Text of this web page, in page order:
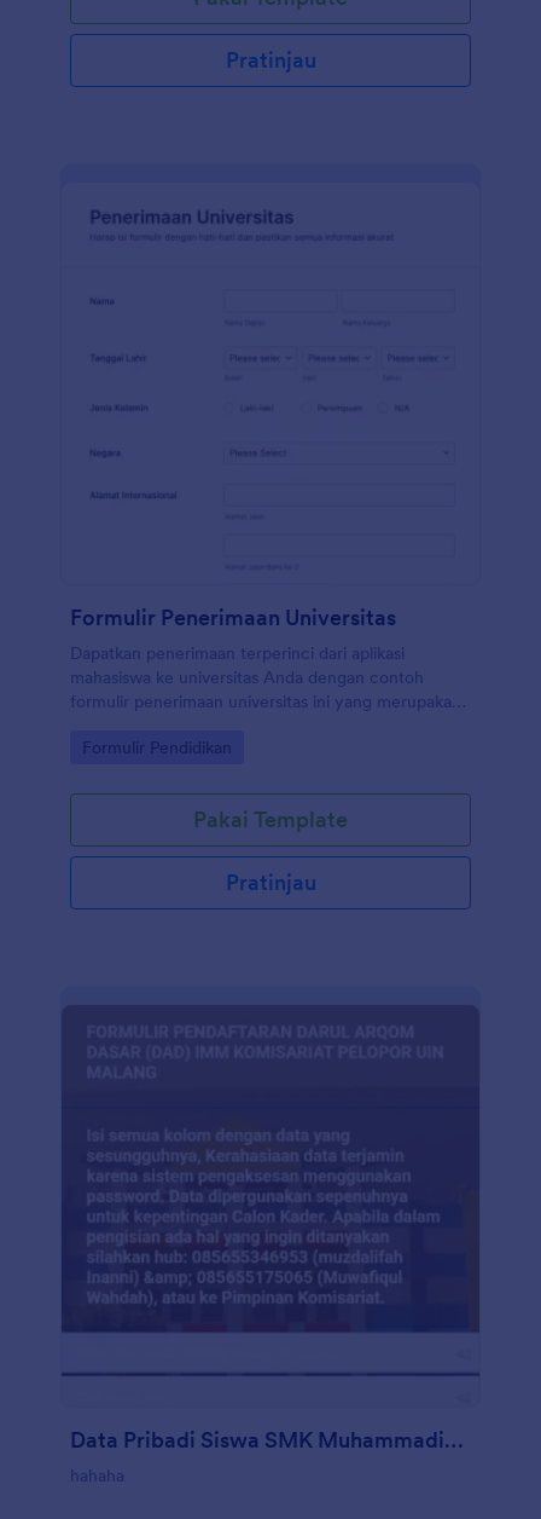
Pratinjau
Formulir Penerimaan Universitas
Dapatkan penerimaan terperinci dari aplikasi
mahasiswa ke universitas Anda dengan contoh
formulir penerimaan universitas ini yang merupakan
internasional atau mahasiswa pindahan domestik.
Go to Category:
Formulir Pendidikan
Pakai Template
Pratinjau
Data Pribadi Siswa SMK Muhammadiyah 1 Surabaya
hahaha